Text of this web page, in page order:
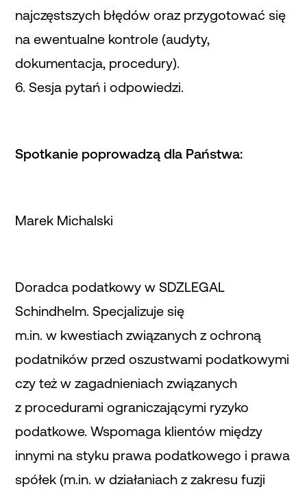
najczęstszych błędów oraz przygotować się
na ewentualne kontrole (audyty,
dokumentacja, procedury).
6. Sesja pytań i odpowiedzi.
Spotkanie poprowadzą dla Państwa:
Marek Michalski
Doradca podatkowy w SDZLEGAL
Schindhelm. Specjalizuje się
m.in. w kwestiach związanych z ochroną
podatników przed oszustwami podatkowymi
czy też w zagadnieniach związanych
z procedurami ograniczającymi ryzyko
podatkowe. Wspomaga klientów między
innymi na styku prawa podatkowego i prawa
spółek (m.in. w działaniach z zakresu fuzji